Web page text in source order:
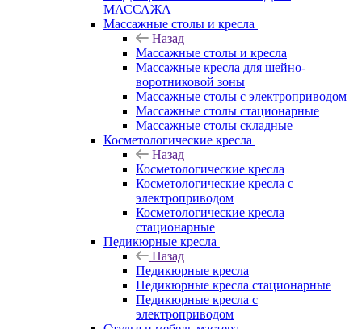
МАССАЖА
Массажные столы и кресла
Назад
Массажные столы и кресла
Массажные кресла для шейно-
воротниковой зоны
Массажные столы с электроприводом
Массажные столы стационарные
Массажные столы складные
Косметологические кресла
Назад
Косметологические кресла
Косметологические кресла с
электроприводом
Косметологические кресла
стационарные
Педикюрные кресла
Назад
Педикюрные кресла
Педикюрные кресла стационарные
Педикюрные кресла с
электроприводом